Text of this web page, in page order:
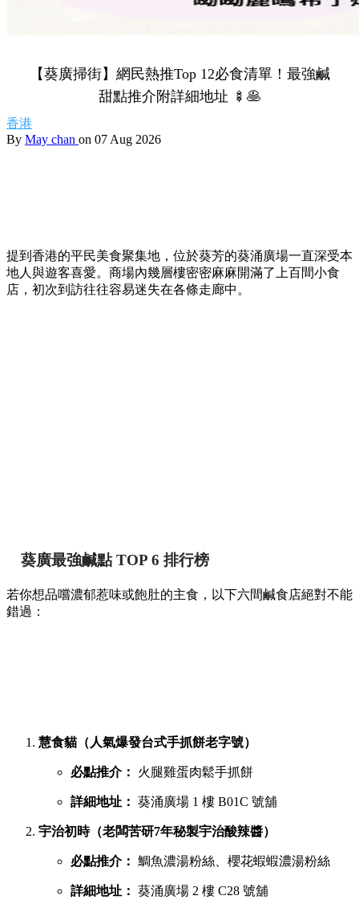
【葵廣掃街】網民熱推Top 12必食清單！最強鹹
甜點推介附詳細地址 🍢🥞
香港
By May chan on 07 Aug 2026
提到香港的平民美食聚集地，位於葵芳的葵涌廣場一直深受本
地人與遊客喜愛。商場內幾層樓密密麻麻開滿了上百間小食
店，初次到訪往往容易迷失在各條走廊中。
葵廣最強鹹點 TOP 6 排行榜
若你想品嚐濃郁惹味或飽肚的主食，以下六間鹹食店絕對不能
錯過：
慧食貓（人氣爆發台式手抓餅老字號）
必點推介： 火腿雞蛋肉鬆手抓餅
詳細地址： 葵涌廣場 1 樓 B01C 號舖
宇治初時（老闆苦研7年秘製宇治酸辣醬）
必點推介： 鯛魚濃湯粉絲、櫻花蝦蝦濃湯粉絲
詳細地址： 葵涌廣場 2 樓 C28 號舖